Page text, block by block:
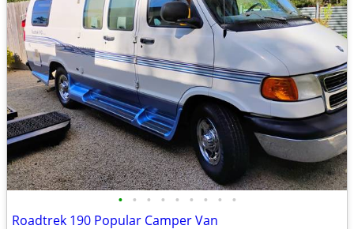
• • • • • • • • •
Roadtrek 190 Popular Camper Van